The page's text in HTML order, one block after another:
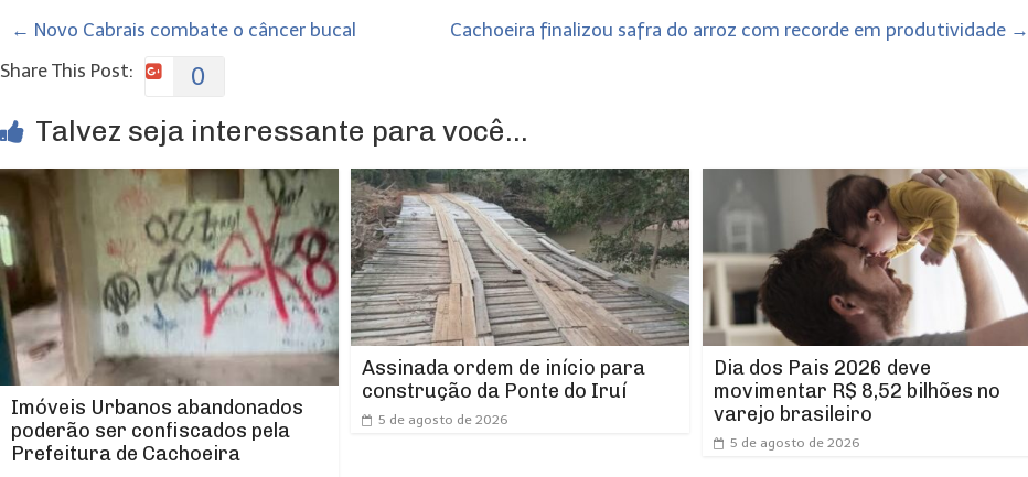
← Novo Cabrais combate o câncer bucal Cachoeira finalizou safra do arroz com recorde em produtividade →
Share This Post:
0
Talvez seja interessante para você...
Imóveis Urbanos abandonados
poderão ser confiscados pela
Prefeitura de Cachoeira
Assinada ordem de início para
construção da Ponte do Iruí
5 de agosto de 2026
Dia dos Pais 2026 deve
movimentar R$ 8,52 bilhões no
varejo brasileiro
5 de agosto de 2026